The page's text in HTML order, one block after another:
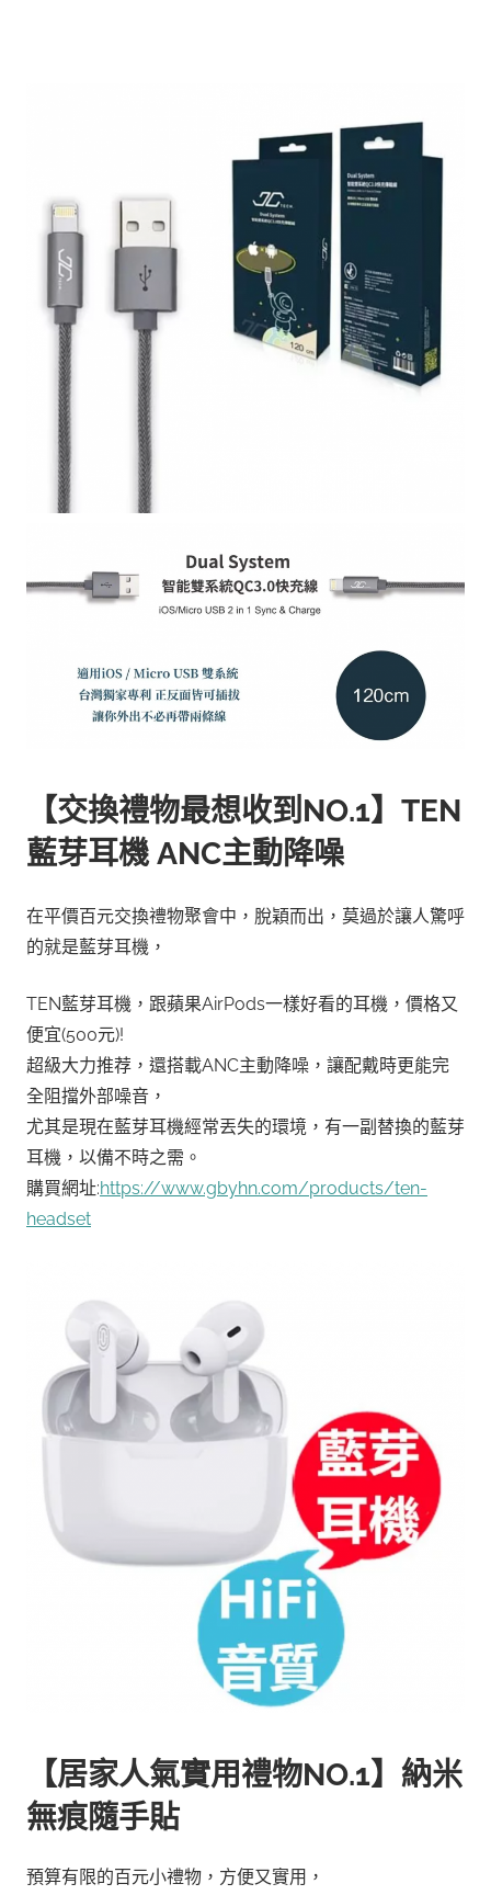
【交換禮物最想收到NO.1】TEN
藍芽耳機 ANC主動降噪
在平價百元交換禮物聚會中，脫穎而出，莫過於讓人驚呼
的就是藍芽耳機，
TEN藍芽耳機，跟蘋果AirPods一樣好看的耳機，價格又
便宜(500元)!
超級大力推荐，還搭載ANC主動降噪，讓配戴時更能完
全阻擋外部噪音，
尤其是現在藍芽耳機經常丟失的環境，有一副替換的藍芽
耳機，以備不時之需。
購買網址:https://www.gbyhn.com/products/ten-
headset
【居家人氣實用禮物NO.1】納米
無痕隨手貼
預算有限的百元小禮物，方便又實用，